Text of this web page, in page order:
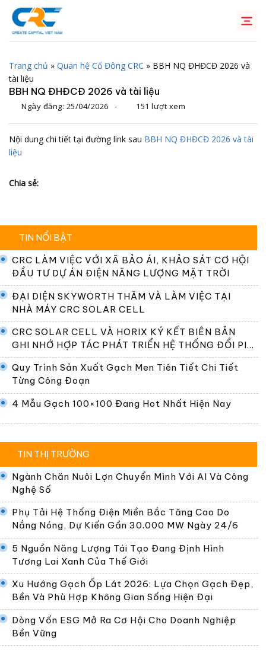
Chuyển
đến
dung
Trang chủ » Quan hệ Cổ Đông CRC » BBH NQ ĐHĐCĐ 2026 và
tài liệu
BBH NQ ĐHĐCĐ 2026 và tài liệu
Ngày đăng: 25/04/2026 - 151 lượt xem
Nội dung chi tiết tại đường link sau BBH NQ ĐHĐCĐ 2026 và tài
liệu
Chia sẻ:
TIN NỔI BẬT
CRC LÀM VIỆC VỚI XÃ BẢO ÁI, KHẢO SÁT CƠ HỘI
ĐẦU TƯ DỰ ÁN ĐIỆN NĂNG LƯỢNG MẶT TRỜI
ĐẠI DIỆN SKYWORTH THĂM VÀ LÀM VIỆC TẠI
NHÀ MÁY CRC SOLAR CELL
CRC SOLAR CELL VÀ HORIX KÝ KẾT BIÊN BẢN
GHI NHỚ HỢP TÁC PHÁT TRIỂN HỆ THỐNG ĐỔI PIN
TẠI VIỆT NAM
Quy Trình Sản Xuất Gạch Men Tiên Tiết Chi Tiết
Từng Công Đoạn
4 Mẫu Gạch 100×100 Đang Hot Nhất Hiện Nay
TIN THỊ TRƯỜNG
Ngành Chăn Nuôi Lợn Chuyển Mình Với AI Và Công
Nghệ Số
Phụ Tải Hệ Thống Điện Miền Bắc Tăng Cao Do
Nắng Nóng, Dự Kiến Gần 30.000 MW Ngày 24/6
5 Nguồn Năng Lượng Tái Tạo Đang Định Hình
Tương Lai Xanh Của Thế Giới
Xu Hướng Gạch Ốp Lát 2026: Lựa Chọn Gạch Đẹp,
Bền Và Phù Hợp Không Gian Sống Hiện Đại
Dòng Vốn ESG Mở Ra Cơ Hội Cho Doanh Nghiệp
Bền Vững